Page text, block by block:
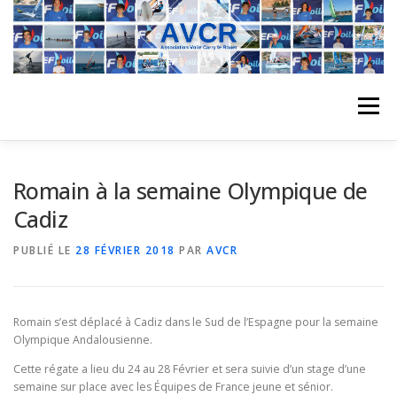
Aller
contenu
Menu
PLANNING DES COURS REVUES DE PRESSE
Romain à la semaine Olympique de
Cadiz
PUBLIÉ LE 28 FÉVRIER 2018 PAR AVCR
Romain s’est déplacé à Cadiz dans le Sud de l’Espagne pour la semaine
Olympique Andalousienne.
Cette régate a lieu du 24 au 28 Février et sera suivie d’un stage d’une
semaine sur place avec les Équipes de France jeune et sénior.